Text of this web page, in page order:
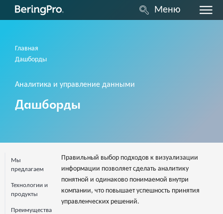
Меню
Главная
Дашборды
Аналитика и управление данными
Дашборды
Мы
предлагаем
Технологии и
продукты
Преимущества
Правильный выбор подходов к визуализации
информации позволяет сделать аналитику
понятной и одинаково понимаемой внутри
компании, что повышает успешность принятия
управленческих решений.